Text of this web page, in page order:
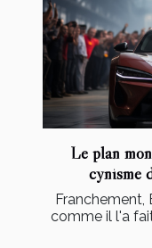
Le plan
cynisme
Franchement,
comme il l'a